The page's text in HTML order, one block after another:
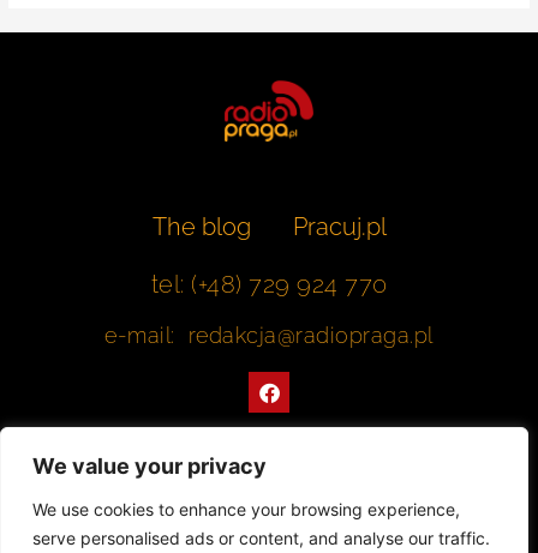
We value your privacy
We use cookies to enhance your browsing experience,
serve personalised ads or content, and analyse our traffic.
The blog
Pracuj.pl
tel: (+48) 729 924 770
e-mail: redakcja@radiopraga.pl
F
a
c
o
k
Współpracujemy z Muzeum Warszawskiej Pragi